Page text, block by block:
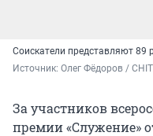
Соискатели представляют 89
Источник: Олег Фёдоров /
За участников
премии «Служение»